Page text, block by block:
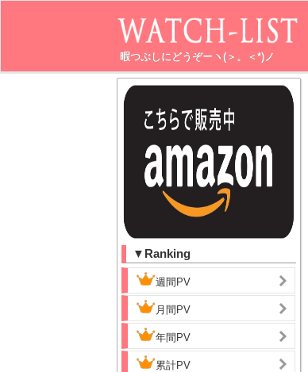
暇つぶしにどうぞーヽ(＞。＜*)ノ
▼Ranking
週間PV
月間PV
年間PV
累計PV